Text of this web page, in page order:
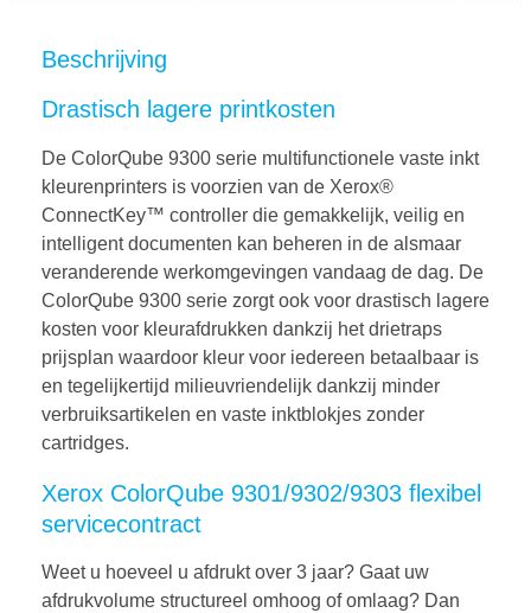
Beschrijving
Drastisch lagere printkosten
De ColorQube 9300 serie multifunctionele vaste inkt
kleurenprinters is voorzien van de Xerox®
ConnectKey™ controller die gemakkelijk, veilig en
intelligent documenten kan beheren in de alsmaar
veranderende werkomgevingen vandaag de dag. De
ColorQube 9300 serie zorgt ook voor drastisch lagere
kosten voor kleurafdrukken dankzij het drietraps
prijsplan waardoor kleur voor iedereen betaalbaar is
en tegelijkertijd milieuvriendelijk dankzij minder
verbruiksartikelen en vaste inktblokjes zonder
cartridges.
Xerox ColorQube 9301/9302/9303 flexibel
servicecontract
Weet u hoeveel u afdrukt over 3 jaar? Gaat uw
afdrukvolume structureel omhoog of omlaag? Dan